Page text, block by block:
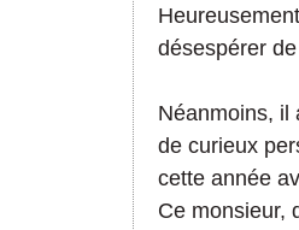
désespérer
Néanmoins, il
de curieux
cette année
Ce monsieur,